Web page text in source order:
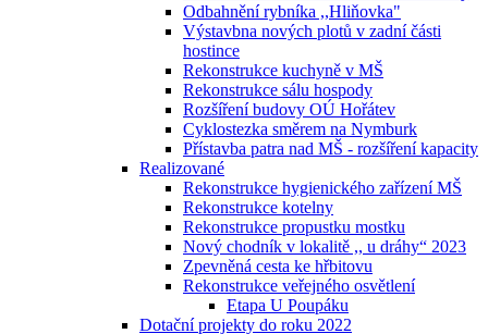
Odbahnění rybníka ,,Hliňovka"
Výstavbna nových plotů v zadní části
hostince
Rekonstrukce kuchyně v MŠ
Rekonstrukce sálu hospody
Rozšíření budovy OÚ Hořátev
Cyklostezka směrem na Nymburk
Přístavba patra nad MŠ - rozšíření kapacity
Realizované
Rekonstrukce hygienického zařízení MŠ
Rekonstrukce kotelny
Rekonstrukce propustku mostku
Nový chodník v lokalitě ,, u dráhy“ 2023
Zpevněná cesta ke hřbitovu
Rekonstrukce veřejného osvětlení
Etapa U Poupáku
Dotační projekty do roku 2022